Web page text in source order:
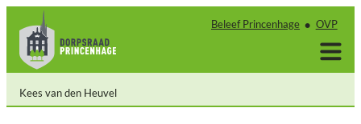
naar
inhoud
Beleef Princenhage OVP
Kees van den Heuvel